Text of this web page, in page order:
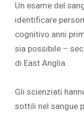
Un esame del
identificare
cognitivo anni
sia possibile –
di East Anglia.
Gli scienziati
sottili nel sangue